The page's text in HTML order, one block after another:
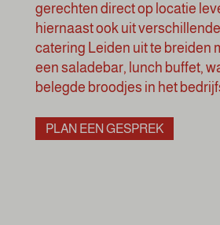
gerechten direct op locatie
hiernaast ook uit
catering Leiden uit te breiden
een saladebar, lunch buffet,
belegde broodjes in het
PLAN EEN GESPREK